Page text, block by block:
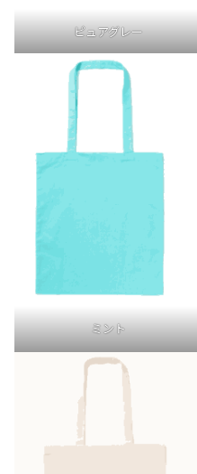
ピュアグレー
ミント